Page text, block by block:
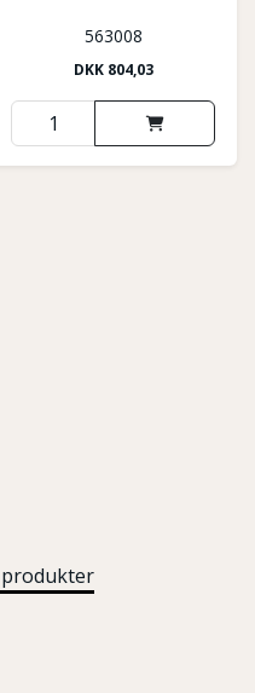
563008
DKK 804,03
produkter